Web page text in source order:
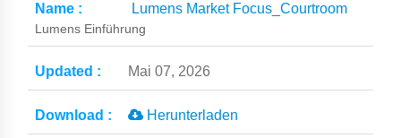
Lumens Market Focus_Courtroom
Lumens Einführung
Mai 07, 2026
Herunterladen